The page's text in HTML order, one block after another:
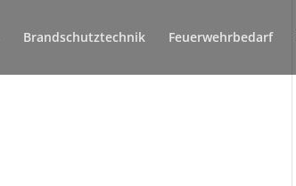
Brandschutztechnik Feuerwehrbedarf